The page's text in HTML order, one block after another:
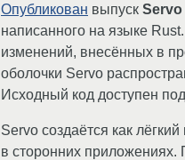
Опубликован выпуск Servo
написанного на языке
изменений, внесённых в
оболочки Servo
Исходный код доступен
Servo создаётся как
в сторонних приложениях.